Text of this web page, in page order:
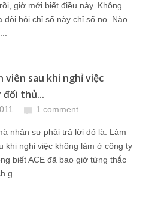
giờ mới biết điều này. Không
đòi hỏi chỉ số này chỉ số nọ. Nào
viên sau khi nghỉ việc
đối thủ...
1 comment
nhân sự phải trả lời đó là: Làm
khi nghỉ việc không làm ở công ty
biết ACE đã bao giờ từng thắc
g...